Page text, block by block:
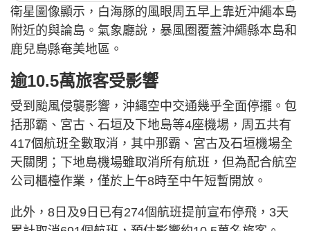
衛星圖像顯示，白海豚的風眼周五早上靠近沖繩本島
附近的與論島。氣象廳說，暴風圈覆蓋沖繩縣本島和
鹿兒島縣奄美地區。
逾10.5萬旅客受影響
受到颱風侵襲影響，沖繩空中交通幾乎全面停擺。包
括那霸、宮古、石垣及下地島等4座機場，周五共有
417個航班全數取消，其中那霸、宮古及石垣機場全
天關閉；下地島機場雖取消所有航班，但為配合航空
公司櫃檯作業，僅於上午8時至中午短暫開放。
此外，8日及9日已有274個航班提前宣布停飛，3天